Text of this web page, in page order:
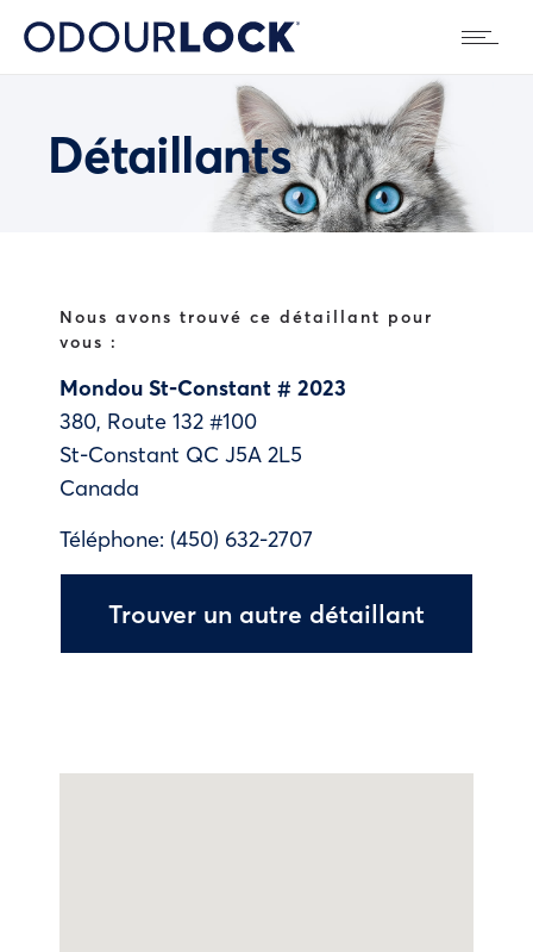
Détaillants
Nous avons trouvé ce détaillant pour
vous :
Mondou St-Constant # 2023
380, Route 132 #100
St-Constant QC J5A 2L5
Canada
Téléphone: (450) 632-2707
Trouver un autre détaillant